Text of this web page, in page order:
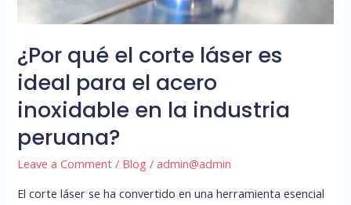
¿Por qué el corte láser es
ideal para el acero
inoxidable en la industria
peruana?
Leave a Comment / Blog /admin@admin
El corte láser se ha convertido en una herramienta esencial
para
acero
inoxidable
en
la
industria
peruana?